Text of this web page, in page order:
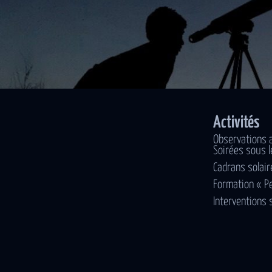
Activités
Observations
Soirées sous
Cadrans
Formation «
Interventions